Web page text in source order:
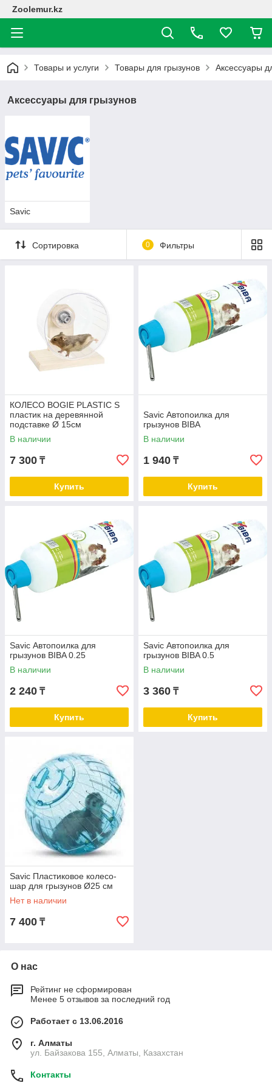
Zoolemur.kz
Товары и услуги Товары для грызунов Аксессуары
Аксессуары для грызунов
Savic
Сортировка 0 Фильтры
КОЛЕСО BOGIE PLASTIC S
пластик на деревянной
подставке Ø 15см
В наличии
7 300 ₸
Купить
Savic Автопоилка для
грызунов BIBA
В наличии
1 940 ₸
Купить
Savic Автопоилка для
грызунов BIBA 0.25
В наличии
2 240 ₸
Купить
Savic Автопоилка для
грызунов BIBA 0.5
В наличии
3 360 ₸
Купить
Savic Пластиковое колесо-
шар для грызунов Ø25 см
Нет в наличии
7 400 ₸
О нас
Рейтинг не сформирован
Менее 5 отзывов за последний год
Работает с 13.06.2016
г. Алматы
ул. Байзакова 155, Алматы, Казахстан
Контакты